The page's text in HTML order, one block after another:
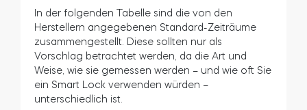
batteriebetriebenen Fach geliefert, ist aber auch
mit einem separat erhältlichen, speziellen Akku
kompatibel.
Nicht jede Methode ist besser als die andere. Sie
müssen sich überlegen, wie oft Sie über die
Stromversorgung ihres Smart Locks nachdenken